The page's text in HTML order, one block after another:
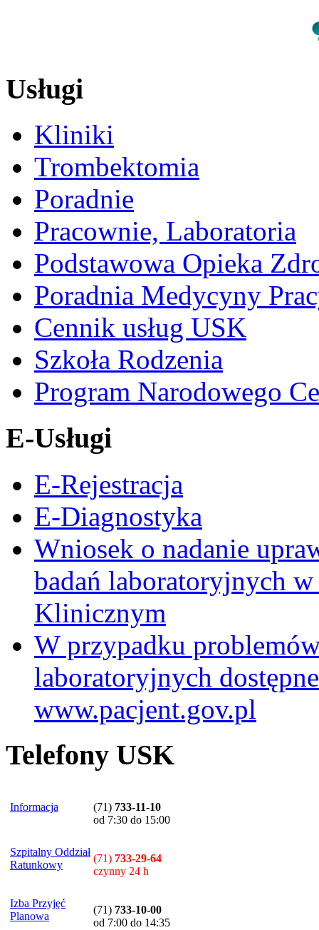
Usługi
Kliniki
Trombektomia
Poradnie
Pracownie, Laboratoria
Podstawowa Opieka
Poradnia Medycyny
Cennik usług USK
Szkoła Rodzenia
Program Narodowego
E-Usługi
E-Rejestracja
E-Diagnostyka
Wniosek o nadanie
badań laboratoryjnych
Klinicznym
W przypadku
laboratoryjnych
www.pacjent.gov.pl
Telefony USK
Informacja (71) 733-11-10
od 7:30 do 15:00
Szpitalny Oddział
Ratunkowy
(71) 733-29-64
czynny 24 h
Izba Przyjęć
Planowa
(71) 733-10-00
od 7:00 do 14:35